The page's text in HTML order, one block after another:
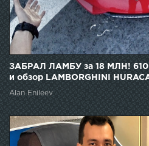
ЗАБРАЛ ЛАМБУ за 18 МЛН! 610
и обзор LAMBORGHINI
Alan Enileev